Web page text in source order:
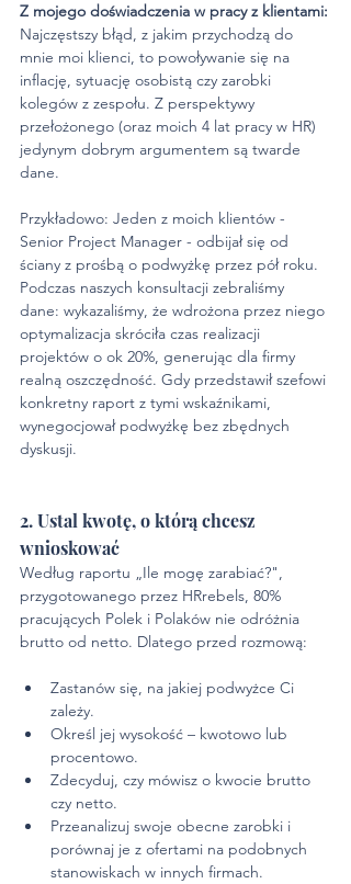
Z mojego doświadczenia w pracy z klientami:
Najczęstszy błąd, z jakim przychodzą do
mnie moi klienci, to powoływanie się na
inflację, sytuację osobistą czy zarobki
kolegów z zespołu. Z perspektywy
przełożonego (oraz moich 4 lat pracy w HR)
jedynym dobrym argumentem są twarde
dane.
Przykładowo: Jeden z moich klientów -
Senior Project Manager - odbijał się od
ściany z prośbą o podwyżkę przez pół roku.
Podczas naszych konsultacji zebraliśmy
dane: wykazaliśmy, że wdrożona przez niego
optymalizacja skróciła czas realizacji
projektów o ok 20%, generując dla firmy
realną oszczędność. Gdy przedstawił szefowi
konkretny raport z tymi wskaźnikami,
wynegocjował podwyżkę bez zbędnych
dyskusji.
2. Ustal kwotę, o którą chcesz
wnioskować
Według raportu „Ile mogę zarabiać?",
przygotowanego przez HRrebels, 80%
pracujących Polek i Polaków nie odróżnia
brutto od netto. Dlatego przed rozmową:
Zastanów się, na jakiej podwyżce Ci
zależy.
Określ jej wysokość – kwotowo lub
procentowo.
Zdecyduj, czy mówisz o kwocie brutto
czy netto.
Przeanalizuj swoje obecne zarobki i
porównaj je z ofertami na podobnych
stanowiskach w innych firmach.